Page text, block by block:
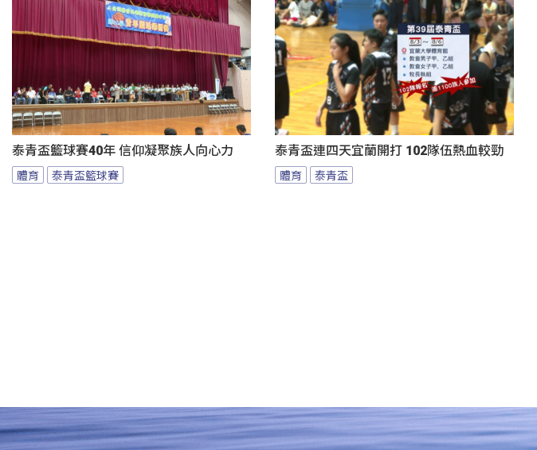
泰青盃籃球賽40年 信仰凝聚族人向心力
體育 泰青盃籃球賽
泰青盃連四天宜蘭開打 102隊伍熱血較勁
體育 泰青盃